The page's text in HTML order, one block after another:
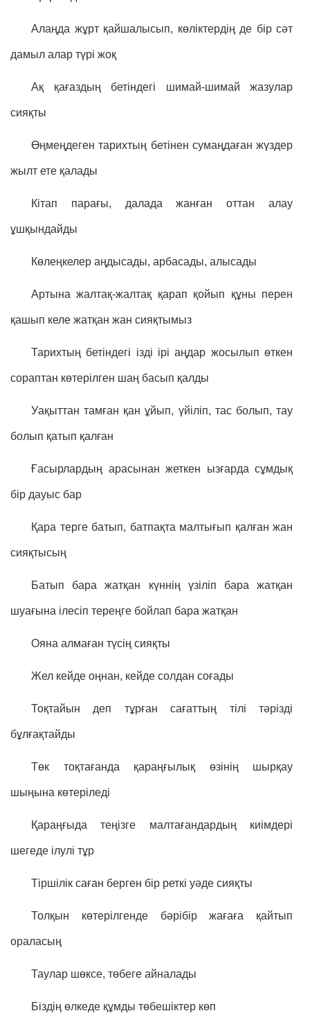
Алаңда жұрт қайшалысып, көліктердің де бір сәт
дамыл алар түрі жоқ
Ақ қағаздың бетіндегі шимай-шимай жазулар
сияқты
Өңмеңдеген тарихтың бетінен сумаңдаған жүздер
жылт ете қалады
Кітап парағы, далада жанған оттан алау
ұшқындайды
Көлеңкелер аңдысады, арбасады, алысады
Артына жалтақ-жалтақ қарап қойып құны перен
қашып келе жатқан жан сияқтымыз
Тарихтың бетіндегі ізді ірі аңдар жосылып өткен
сораптан көтерілген шаң басып қалды
Уақыттан тамған қан ұйып, үйіліп, тас болып, тау
болып қатып қалған
Ғасырлардың арасынан жеткен ызғарда сұмдық
бір дауыс бар
Қара терге батып, батпақта малтығып қалған жан
сияқтысың
Батып бара жатқан күннің үзіліп бара жатқан
шуағына ілесіп тереңге бойлап бара жатқан
Ояна алмаған түсің сияқты
Жел кейде оңнан, кейде солдан соғады
Тоқтайын деп тұрған сағаттың тілі тәрізді
бұлғақтайды
Төк тоқтағанда қараңғылық өзінің шырқау
шыңына көтеріледі
Қараңғыда теңізге малтағандардың киімдері
шегеде ілулі тұр
Тіршілік саған берген бір реткі уәде сияқты
Толқын көтерілгенде бәрібір жағаға қайтып
ораласың
Таулар шөксе, төбеге айналады
Біздің өлкеде құмды төбешіктер көп